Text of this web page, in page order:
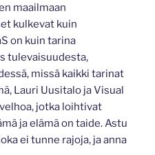
maailmaan
kulkevat kuin
on kuin tarina
tulevaisuudesta,
missä kaikki tarinat
Lauri Uusitalo ja Visual
jotka loihtivat
ja elämä on taide. Astu
ei tunne rajoja, ja anna